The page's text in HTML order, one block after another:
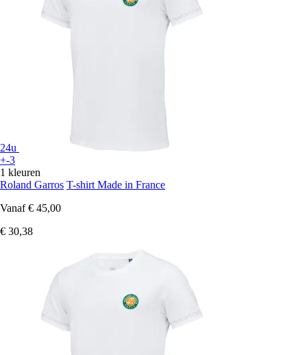
24u
+-3
1 kleuren
Roland Garros T-shirt Made in France
Vanaf € 45,00
€ 30,38